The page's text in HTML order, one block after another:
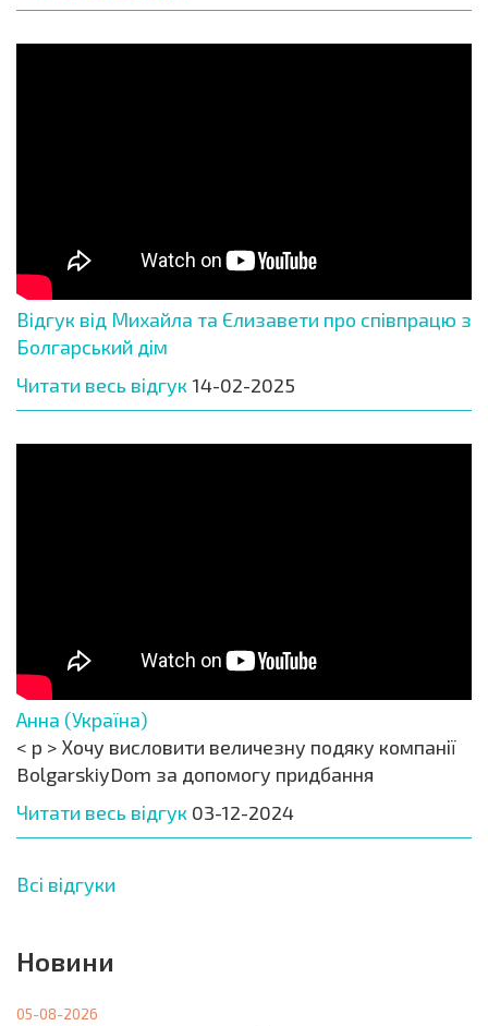
Відгук від Михайла та Єлизавети про співпрацю з
Болгарський дім
Читати весь відгук 14-02-2025
Анна (Україна)
< p > Хочу висловити величезну подяку компанії
BolgarskiyDom за допомогу придбання
Читати весь відгук 03-12-2024
Всі відгуки
Новини
05-08-2026